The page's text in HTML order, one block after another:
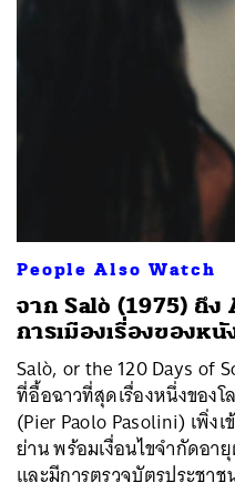
People Also Watch
จาก Salò (1975) ถึ
การเมืองเรื่องของหนั
Salò, or the 120 Days of
ที่อื้อฉาวที่สุดเรื่องหนึ่งของโ
(Pier Paolo Pasolini) เพิ่ง
ย่าน พร้อมเงื่อนไขจำกัดอา
และมีการตรวจบัตรประชาช